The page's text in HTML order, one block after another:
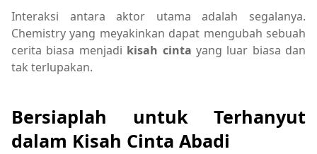
Interaksi antara aktor utama adalah segalanya.
Chemistry yang meyakinkan dapat mengubah sebuah
cerita biasa menjadi kisah cinta yang luar biasa dan
tak terlupakan.
Bersiaplah untuk Terhanyut
dalam Kisah Cinta Abadi